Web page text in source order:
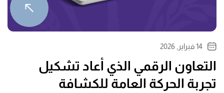
14 فبراير, 2026
التعاون الرقمي الذي أعاد تشكيل
تجربة الحركة العامة للكشافة